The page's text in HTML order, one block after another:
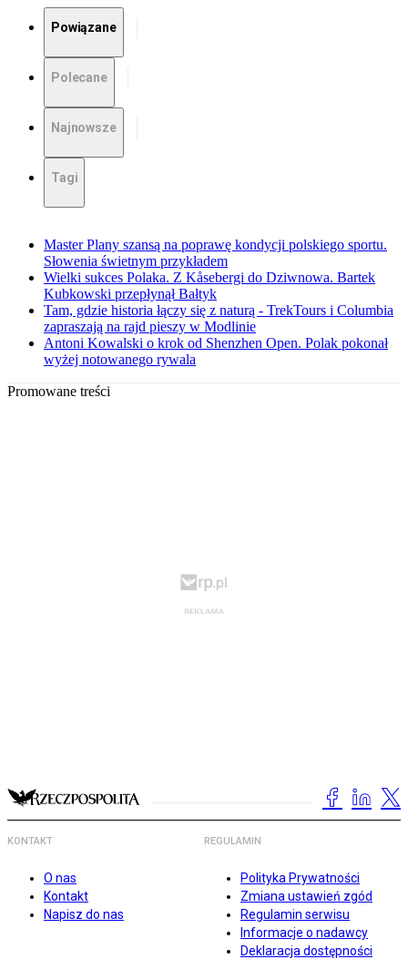
Powiązane
Polecane
Najnowsze
Tagi
Master Plany szansą na poprawę kondycji polskiego sportu.
Słowenia świetnym przykładem
Wielki sukces Polaka. Z Kåsebergi do Dziwnowa. Bartek
Kubkowski przepłynął Bałtyk
Tam, gdzie historia łączy się z naturą - TrekTours i Columbia
zapraszają na rajd pieszy w Modlinie
Antoni Kowalski o krok od Shenzhen Open. Polak pokonał
wyżej notowanego rywala
Promowane treści
KONTAKT
O nas
Kontakt
Napisz do nas
REGULAMIN
Polityka Prywatności
Zmiana ustawień zgód
Regulamin serwisu
Informacje o nadawcy
Deklaracja dostępności